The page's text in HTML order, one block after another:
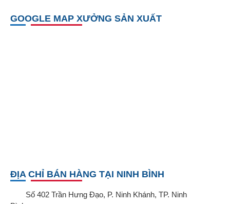
GOOGLE MAP XƯỞNG SẢN XUẤT
ĐỊA CHỈ BÁN HÀNG TẠI NINH BÌNH
Số 402 Trần Hưng Đạo, P. Ninh Khánh, TP. Ninh